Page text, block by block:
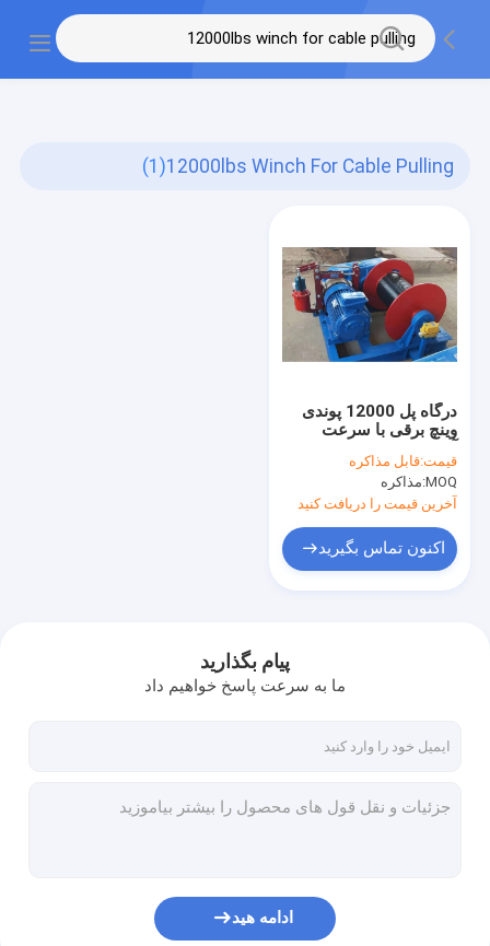
gtag('config', 'G-QWE9HWC3PF', {cookie_flags:
"SameSite=None;Secure"});
12000lbs Winch For Cable Pulling
(1)
درگاه پل 12000 پوندی
وینچ برقی با سرعت
کابل
قیمت:قابل مذاکره
MOQ: مذاکره
آخرین قیمت را دریافت کنید
اکنون تماس بگیرید
پیام بگذارید
ما به سرعت پاسخ خواهیم داد
ادامه هید